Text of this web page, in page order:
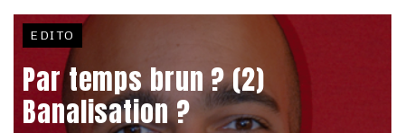
EDITO
Par temps brun ? (2)
Banalisation ?